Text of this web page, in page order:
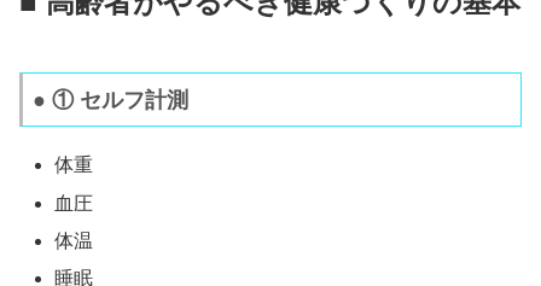
● ① セルフ計測
体重
血圧
体温
睡眠